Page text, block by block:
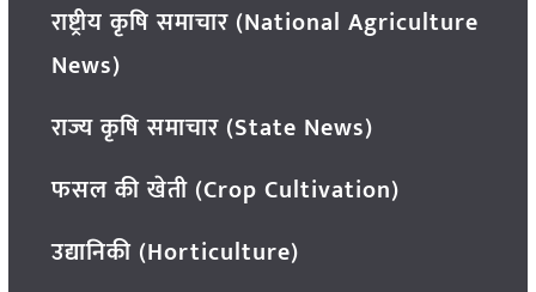
राष्ट्रीय कृषि समाचार (National Agriculture
News)
राज्य कृषि समाचार (State News)
फसल की खेती (Crop Cultivation)
उद्यानिकी (Horticulture)